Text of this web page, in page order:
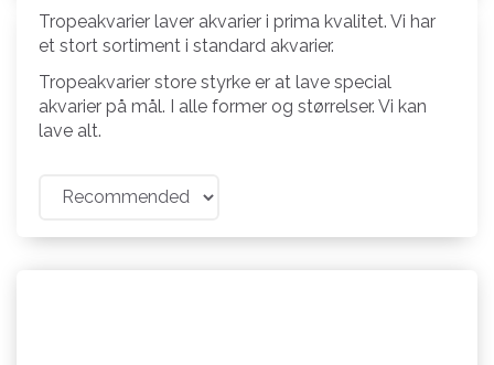
Tropeakvarier laver akvarier i prima kvalitet. Vi har
et stort sortiment i standard akvarier.
Tropeakvarier store styrke er at lave special
akvarier på mål. I alle former og størrelser. Vi kan
lave alt.